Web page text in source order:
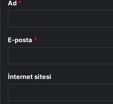
Ad *
E-posta *
İnternet sitesi